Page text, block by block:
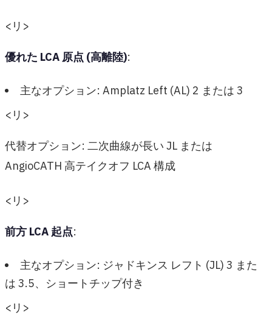
<リ>
優れた LCA 原点 (高離陸):
主なオプション: Amplatz Left (AL) 2 または 3
<リ>
代替オプション: 二次曲線が長い JL または
AngioCATH 高テイクオフ LCA 構成
<リ>
前方 LCA 起点:
主なオプション: ジャドキンス レフト (JL) 3 また
は 3.5、ショートチップ付き
<リ>